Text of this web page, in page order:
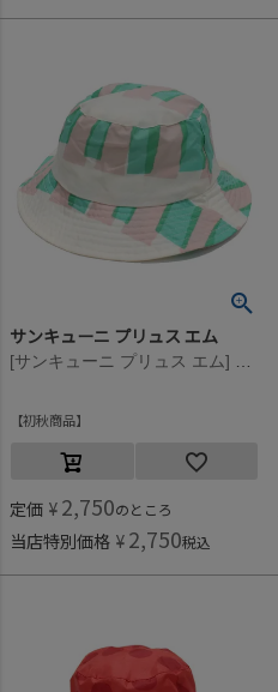
サンキューニ プリュス エム
初秋商品
定価 ¥ 2,750のところ
当店特別価格 ¥ 2,750税込